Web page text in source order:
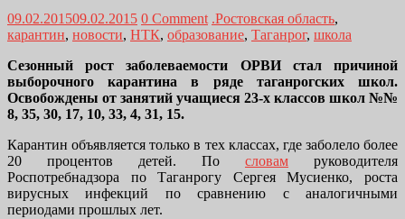
09.02.201509.02.2015 0 Comment .Ростовская область,
карантин, новости, НТК, образование, Таганрог, школа
Сезонный рост заболеваемости ОРВИ стал причиной
выборочного карантина в ряде таганрогских школ.
Освобождены от занятий учащиеся 23-х классов школ №№
8, 35, 30, 17, 10, 33, 4, 31, 15.
Карантин объявляется только в тех классах, где заболело более
20 процентов детей. По словам руководителя
Роспотребнадзора по Таганрогу Сергея Мусиенко, роста
вирусных инфекций по сравнению с аналогичными
периодами прошлых лет.